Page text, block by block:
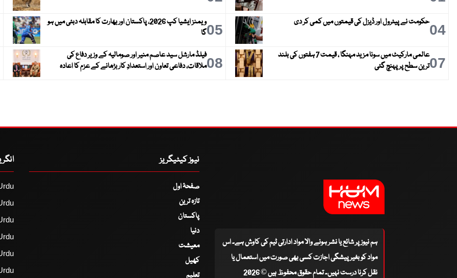
04حکومت نے پیٹرول اور ڈیزل کی قیمتوں میں کمی کر دی 05
ویمنز ایشیا کپ 2026، پاکستان اور بھارت کا مقابلہ دبئی میں ہو
گا
07
عالمی مارکیٹ میں سونا مزید مہنگا ، قیمت 7 ہفتوں کی بلند
ترین سطح پر پہنچ گئی
08فیلڈ مارشل سید عاصم منیر اور صومالیہ کے وزیر دفاع کی
ملاقات، دفاعی تعاون اور استعدادِ کار بڑھانے کے عزم کا اعادہ
ہم نیوز پر شائع یا نشر ہونے والا مواد ادارتی ٹیم کی کاوش ہے۔ اس
مواد کو بغیر پیشگی اجازت کسی بھی صورت میں استعمال یا
نقل کرنا درست نہیں۔ تمام حقوق محفوظ ہیں © 2026
نیوز کیٹیگریز
صفحۂ اول
تازہ ترین
پاکستان
دنیا
معیشت
کھیل
تعلیم